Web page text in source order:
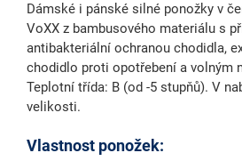
Dámské i pánské silné ponožky v
VoXX z bambusového materiálu s
antibakteriální ochranou chodidla,
chodidlo proti opotřebení a volným
Teplotní třída: B (od -5 stupňů). V
velikosti.
Vlastnost ponožek: